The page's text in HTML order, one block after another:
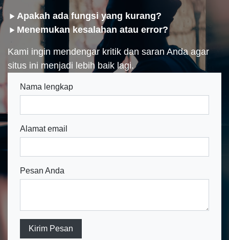
Apakah ada fungsi yang kurang?
Menemukan kesalahan atau error?
Kami ingin mendengar kritik dan saran Anda agar
situs ini menjadi lebih baik lagi.
Nama lengkap
Alamat email
Pesan Anda
Kirim Pesan